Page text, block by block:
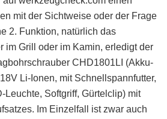
mit der Sichtweise oder der Frage
2. Funktion, natürlich das
im Grill oder im Kamin, erledigt der
CHD1801LI (Akku-
Li-Ionen, mit Schnellspannfutter,
Leuchte, Softgriff, Gürtelclip) mit
Im Einzelfall ist zwar auch